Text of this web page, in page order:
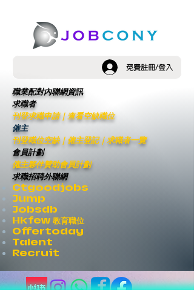
免費註冊/登入
職業配對內聯網資訊
求職者
刊登求職申請｜ 查看空缺職位
僱主
刊登職位空缺｜僱主登記｜求職者一覽
會員計劃
僱主夥伴贊助會員計劃
求職招聘外聯網
Ctgoodjobs
Jump
Jobsdb
Hkfew 教育職位
Offertoday
Talent
Recruit